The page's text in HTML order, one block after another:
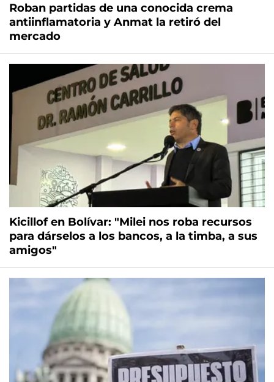
Roban partidas de una conocida crema
antiinflamatoria y Anmat la retiró del
mercado
Kicillof en Bolívar: "Milei nos roba recursos
para dárselos a los bancos, a la timba, a sus
amigos"